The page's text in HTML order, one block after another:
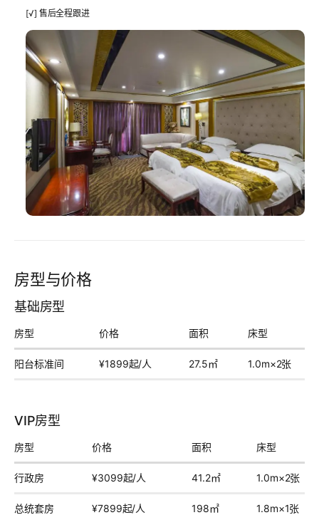
[√] 售后全程跟进
房型与价格
基础房型
房型 价格 面积 床型
阳台标准间 ¥1899起/人 27.5㎡ 1.0m×2张
VIP房型
房型 价格 面积 床型
行政房 ¥3099起/人 41.2㎡ 1.0m×2张
总统套房 ¥7899起/人 198㎡ 1.8m×1张